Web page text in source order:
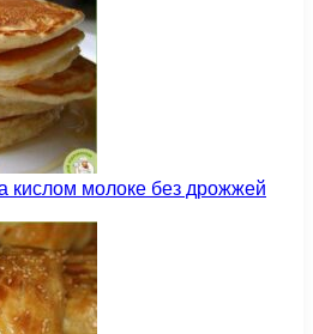
молоке без дрожжей